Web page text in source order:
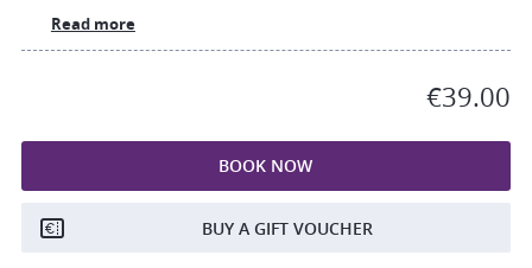
Read more
€39.00
BOOK NOW
BUY A GIFT VOUCHER